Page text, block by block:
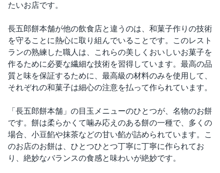
たいお店です。
長五郎餅本舗が他の飲食店と違うのは、和菓子作りの技術
を守ることに熱心に取り組んでいることです。このレスト
ランの熟練した職人は、これらの美しくおいしいお菓子を
作るために必要な繊細な技術を習得しています。最高の品
質と味を保証するために、最高級の材料のみを使用して、
それぞれの和菓子は細心の注意を払って作られています。
「長五郎餅本舗」の目玉メニューのひとつが、名物のお餅
です。餅は柔らかくて噛み応えのある餅の一種で、多くの
場合、小豆餡や抹茶などの甘い餡が詰められています。こ
のお店のお餅は、ひとつひとつ丁寧に丁寧に作られてお
り、絶妙なバランスの食感と味わいが絶妙です。